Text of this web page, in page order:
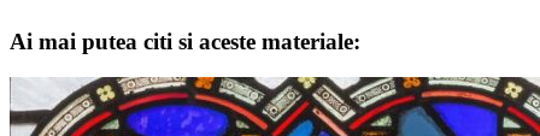
Ai mai putea citi si aceste materiale: